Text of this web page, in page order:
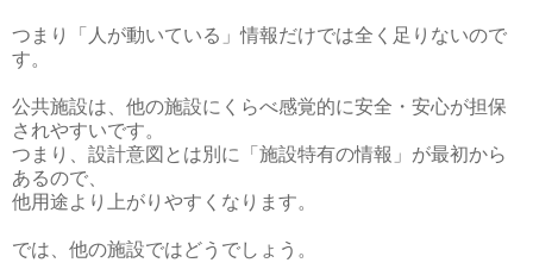
つまり「人が動いている」情報だけでは全く足りないので
す。
公共施設は、他の施設にくらべ感覚的に安全・安心が担保
されやすいです。
つまり、設計意図とは別に「施設特有の情報」が最初から
あるので、
他用途より上がりやすくなります。
では、他の施設ではどうでしょう。